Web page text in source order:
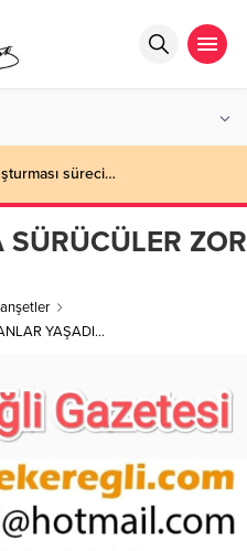
süreci…
ZOR
YAŞADI…